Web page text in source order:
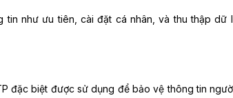
tin như ưu tiên, cài đặt cá nhân, và thu thập
đặc biệt được sử dụng để bảo vệ thông tin